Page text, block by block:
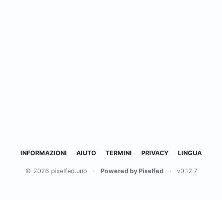
INFORMAZIONI AIUTO TERMINI PRIVACY LINGUA
© 2026 pixelfed.uno · Powered by Pixelfed · v0.12.7